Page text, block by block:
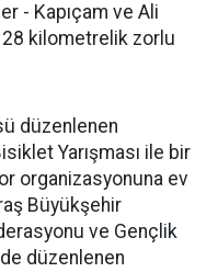
- Kapıçam ve Ali
kilometrelik zorlu
düzenlenen
Yarışması ile bir
organizasyonuna ev
Büyükşehir
ve Gençlik
düzenlenen